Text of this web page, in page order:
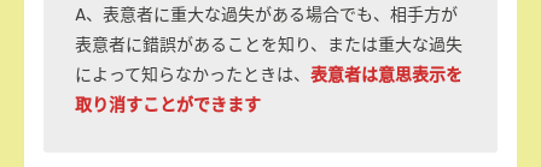
A、表意者に重大な過失がある場合でも、相手方が
表意者に錯誤があることを知り、または重大な過失
によって知らなかったときは、 表意者は意思表示を
取り消すことができます